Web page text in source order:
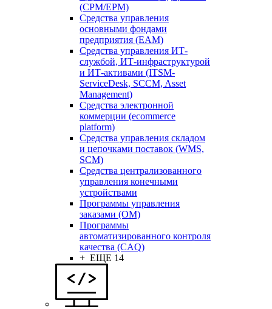
(CPM/EPM)
Средства управления
основными фондами
предприятия (EAM)
Средства управления ИТ-
службой, ИТ-инфраструктурой
и ИТ-активами (ITSM-
ServiceDesk, SCCM, Asset
Management)
Средства электронной
коммерции (ecommerce
platform)
Средства управления складом
и цепочками поставок (WMS,
SCM)
Средства централизованного
управления конечными
устройствами
Программы управления
заказами (OM)
Программы
автоматизированного контроля
качества (CAQ)
+ ЕЩЕ 14